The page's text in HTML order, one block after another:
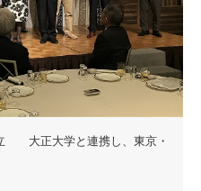
大正大学と連携し、東京・